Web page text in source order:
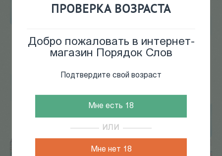
ПРОВЕРКА ВОЗРАСТА
Добро пожаловать в интернет-
магазин Порядок Слов
Подтвердите свой возраст
Мне есть 18
ИЛИ
Мне нет 18